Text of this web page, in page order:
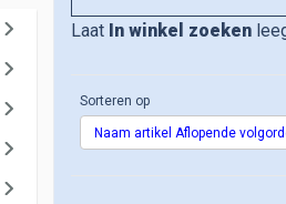
Laat In winkel zoeken
Sorteren op
Naam artikel Aflopende